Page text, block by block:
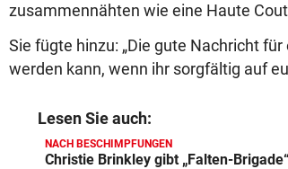
zusammennähten wie eine Haute
Sie fügte hinzu: „Die gute Nachricht
werden kann, wenn ihr sorgfältig auf
Lesen Sie auch:
NACH BESCHIMPFUNGEN
Christie Brinkley gibt „Falten-